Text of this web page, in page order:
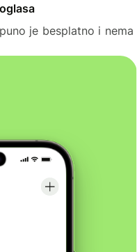
je besplatno i nema